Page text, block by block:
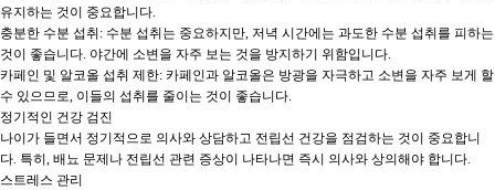
유지하는 것이 중요합니다.
충분한 수분 섭취: 수분 섭취는 중요하지만, 저녁 시간에는 과도한 수분 섭취를 피하는
것이 좋습니다. 야간에 소변을 자주 보는 것을 방지하기 위함입니다.
카페인 및 알코올 섭취 제한: 카페인과 알코올은 방광을 자극하고 소변을 자주 보게 할
수 있으므로, 이들의 섭취를 줄이는 것이 좋습니다.
정기적인 건강 검진
나이가 들면서 정기적으로 의사와 상담하고 전립선 건강을 점검하는 것이 중요합니
다. 특히, 배뇨 문제나 전립선 관련 증상이 나타나면 즉시 의사와 상의해야 합니다.
스트레스 관리